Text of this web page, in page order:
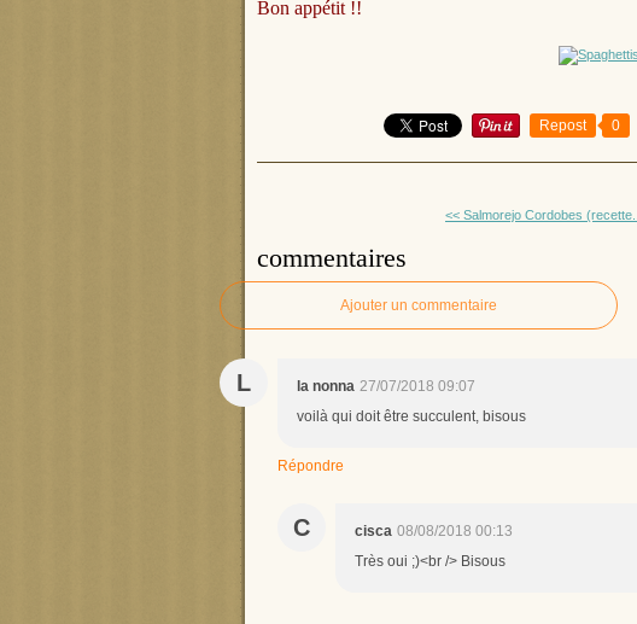
Bon appétit !!
Repost 0
<< Salmorejo Cordobes (recette...
commentaires
Ajouter un commentaire
L la nonna 27/07/2018 09:07
voilà qui doit être succulent, bisous
Répondre
C cisca 08/08/2018 00:13
Très oui ;)<br /> Bisous